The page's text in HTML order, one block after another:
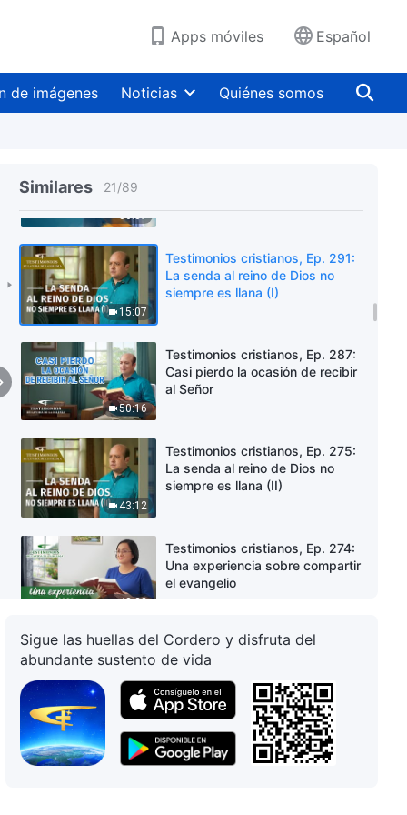
Apps móviles Español
de imágenes Noticias Quiénes somos
Similares 21/89
contemporánea (II)
36:37
15:07
Testimonios cristianos, Ep. 291:
La senda al reino de Dios no
siempre es llana (I)
50:16
Testimonios cristianos, Ep. 287:
Casi pierdo la ocasión de recibir
al Señor
43:12
Testimonios cristianos, Ep. 275:
La senda al reino de Dios no
siempre es llana (II)
48:23
Testimonios cristianos, Ep. 274:
Una experiencia sobre compartir
el evangelio
34:52
Testimonios cristianos, Ep. 263:
La senda hacia el reino de los
cielos
Testimonios cristianos, Ep. 256:
Mi pastor se interpuso entre el
Sigue las huellas del Cordero y disfruta del
abundante sustento de vida